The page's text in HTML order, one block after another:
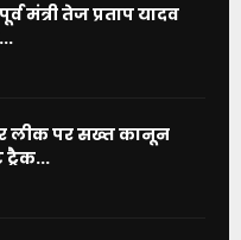
मंत्री तेज प्रताप यादव
लीक पर सख्त कानून